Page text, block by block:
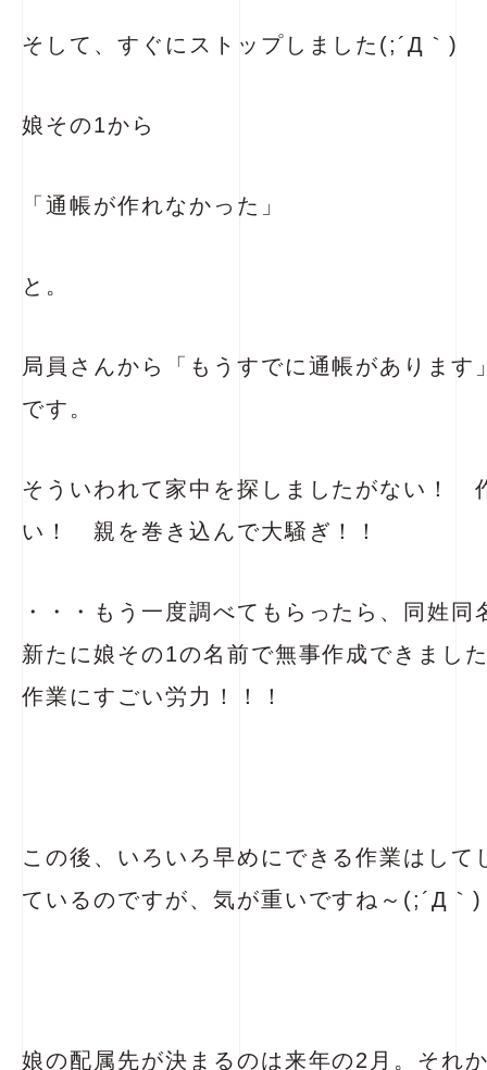
そして、すぐにストップしました(;´Д｀)
娘その1から
「通帳が作れなかった」
と。
局員さんから「もうすでに通帳があります
です。
そういわれて家中を探しましたがない！
い！ 親を巻き込んで大騒ぎ！！
・・・もう一度調べてもらったら、同姓同
新たに娘その1の名前で無事作成できまし
作業にすごい労力！！！
この後、いろいろ早めにできる作業はして
ているのですが、気が重いですね～(;´Д｀)
娘の配属先が決まるのは来年の2月。それ